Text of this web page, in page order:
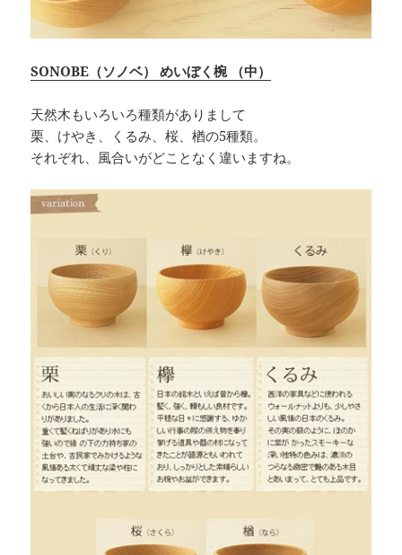
SONOBE（ソノベ） めいぼく椀 （中）
天然木もいろいろ種類がありまして
栗、けやき、くるみ、桜、楢の5種類。
それぞれ、風合いがどことなく違いますね。